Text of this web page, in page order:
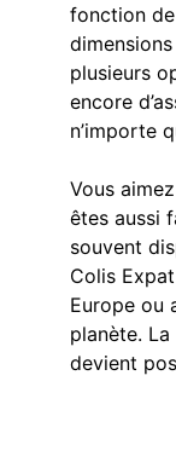
fonction
plusieurs
encore
n’importe
Vous
êtes aussi
souvent
Colis
Europe ou
planète.
devient